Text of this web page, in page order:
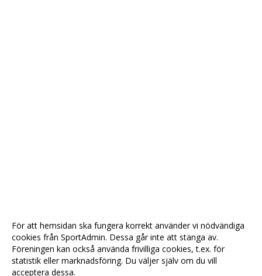
För att hemsidan ska fungera korrekt använder vi nödvändiga
cookies från SportAdmin. Dessa går inte att stänga av.
Föreningen kan också använda frivilliga cookies, t.ex. för
statistik eller marknadsföring. Du väljer själv om du vill
acceptera dessa.